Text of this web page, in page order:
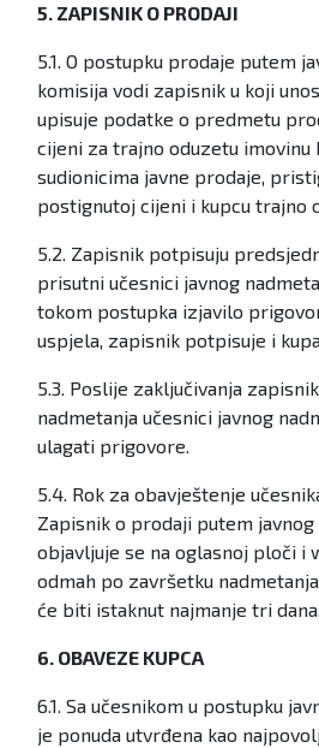
5. ZAPISNIK O PRODAJI
5.1. O postupku prodaje putem
komisija vodi zapisnik u koji
upisuje podatke o predmetu
cijeni za trajno oduzetu imovinu
sudionicima javne prodaje,
postignutoj cijeni i kupcu trajno
5.2. Zapisnik potpisuju
prisutni učesnici javnog
tokom postupka izjavilo
uspjela, zapisnik potpisuje i
5.3. Poslije zaključivanja
nadmetanja učesnici javnog
ulagati prigovore.
5.4. Rok za obavještenje
Zapisnik o prodaji putem javnog
objavljuje se na oglasnoj ploči i
odmah po završetku
će biti istaknut najmanje tri dana.
6. OBAVEZE KUPCA
6.1. Sa učesnikom u postupku
je ponuda utvrđena kao